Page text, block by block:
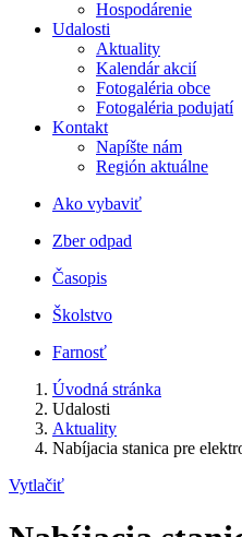
Hospodárenie
Udalosti
Aktuality
Kalendár akcií
Fotogaléria obce
Fotogaléria podujatí
Kontakt
Napíšte nám
Región aktuálne
Ako vybaviť
Zber odpad
Časopis
Školstvo
Farnosť
Úvodná stránka
Udalosti
Aktuality
Nabíjacia stanica pre
Vytlačiť